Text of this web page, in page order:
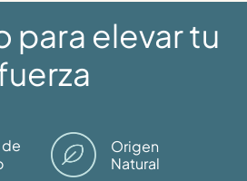
para elevar tu
Origen
Natural